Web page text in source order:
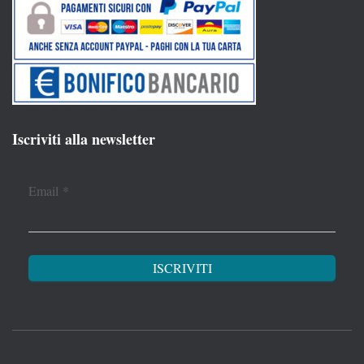
Iscriviti alla newsletter
Email *